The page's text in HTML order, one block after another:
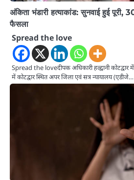
अंकिता भंडारी हत्याकांड: सुनवाई हुई
फैसला
Spread the love
Spread the loveदीपक अधिकारी हल्द्वानी कोटद्वार
में कोटद्वार स्थित अपर जिला एवं सत्र न्यायालय (एडीजे…